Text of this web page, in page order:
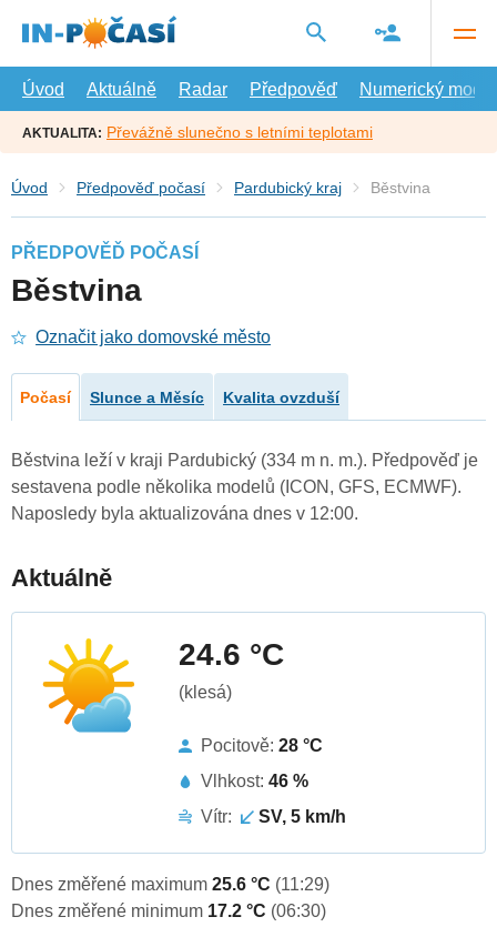
hlavní
Úvod
Aktuálně Radar Předpověď Numerický model
AKTUALITA: Převážně slunečno s letními teplotami
Úvod Předpověď počasí Pardubický kraj Běstvina
PŘEDPOVĚĎ POČASÍ
Běstvina
Označit jako domovské město
Počasí Slunce a Měsíc Kvalita ovzduší
Běstvina leží v kraji Pardubický (334 m n. m.). Předpověď je
sestavena podle několika modelů (ICON, GFS, ECMWF).
Naposledy byla aktualizována dnes v 12:00.
Aktuálně
24.6 °C
(klesá)
Pocitově: 28 °C
Vlhkost: 46 %
Vítr:
SV, 5 km/h
Dnes změřené maximum 25.6 °C (11:29)
Dnes změřené minimum 17.2 °C (06:30)